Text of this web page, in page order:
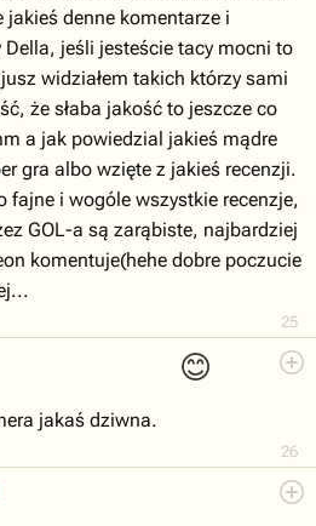
25
denne komentarze i
jeśli jesteście tacy mocni to
widziałem takich którzy sami
że słaba jakość to jeszcze co
a jak powiedzial jakieś mądre
gra albo wzięte z jakieś recenzji.
fajne i wogóle wszystkie recenzje,
GOL-a są zarąbiste, najbardziej
komentuje(hehe dobre poczucie
😊
26
jakaś dziwna.